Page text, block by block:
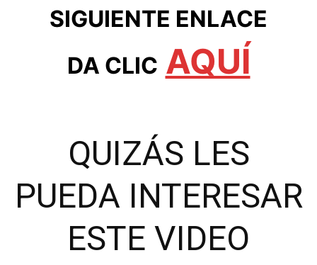
SIGUIENTE ENLACE
DA CLIC AQUÍ
QUIZÁS LES
PUEDA INTERESAR
ESTE VIDEO